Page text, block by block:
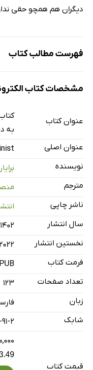
دیگران هم همچو حقی
فهرست مطالب کتاب
جنسیت و نهاد دانشگاه
تاریخ خفیه‌ی فمینیسم
فمینیسم و سقوط غرب
مشخصات کتاب
عنوان کتاب
به
عنوان اصلی
نویسنده
مترجم
ناشر چاپی
سال انتشار
۱۴۰۲
نخستین انتشار
2022
فرمت کتاب
تعداد صفحات
123
زبان
شابک
2
قیمت کتاب
۱۵۰,۰۰۰